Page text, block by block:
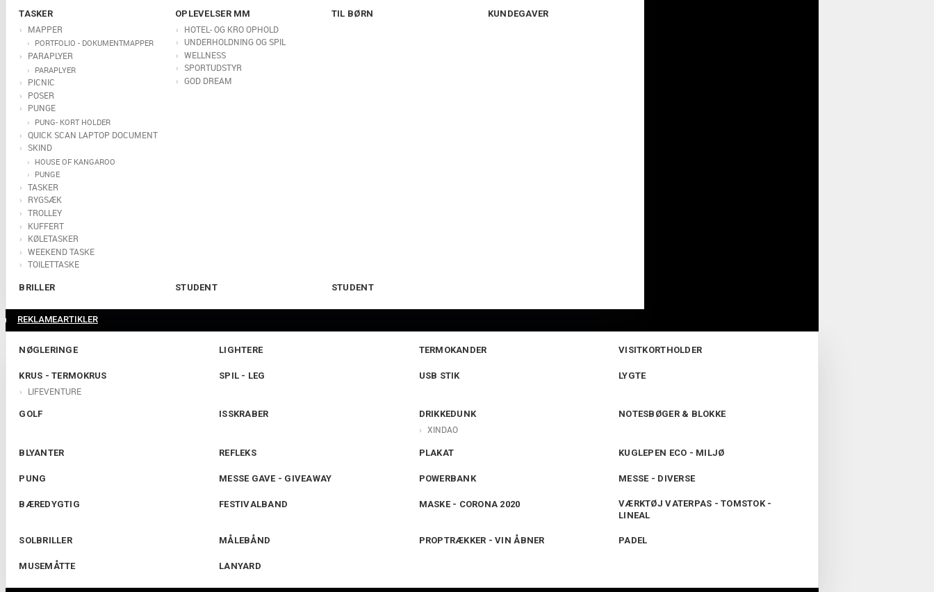
TASKER
MAPPER
PORTFOLIO - DOKUMENTMAPPER
PARAPLYER
PARAPLYER
PICNIC
POSER
PUNGE
PUNG- KORT HOLDER
QUICK SCAN LAPTOP DOCUMENT
SKIND
HOUSE OF KANGAROO
PUNGE
TASKER
RYGSÆK
TROLLEY
KUFFERT
KØLETASKER
WEEKEND TASKE
TOILETTASKE
OPLEVELSER MM
HOTEL- OG KRO OPHOLD
UNDERHOLDNING OG SPIL
WELLNESS
SPORTUDSTYR
GOD DREAM
TIL BØRN KUNDEGAVER
BRILLER STUDENT STUDENT
REKLAMEARTIKLER
NØGLERINGE LIGHTERE TERMOKANDER VISITKORTHOLDER
KRUS - TERMOKRUS
LIFEVENTURE
SPIL - LEG USB STIK LYGTE
GOLF ISSKRABER DRIKKEDUNK
XINDAO
NOTESBØGER & BLOKKE
BLYANTER REFLEKS PLAKAT KUGLEPEN ECO - MILJØ
PUNG MESSE GAVE - GIVEAWAY POWERBANK MESSE - DIVERSE
BÆREDYGTIG FESTIVALBAND MASKE - CORONA 2020
VÆRKTØJ VATERPAS - TOMSTOK -
LINEAL
SOLBRILLER MÅLEBÅND PROPTRÆKKER - VIN ÅBNER PADEL
MUSEMÅTTE LANYARD